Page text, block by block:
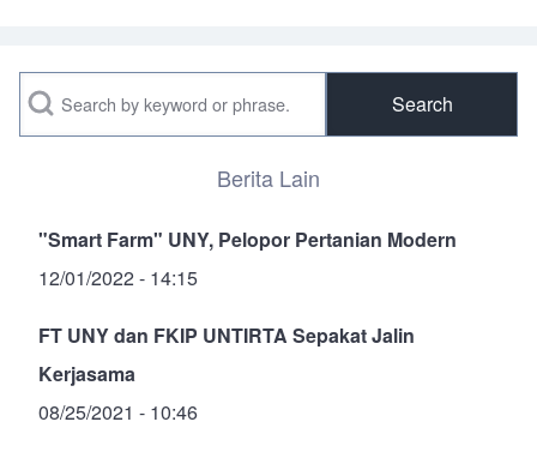
Search
Berita Lain
"Smart Farm" UNY, Pelopor Pertanian Modern
12/01/2022 - 14:15
FT UNY dan FKIP UNTIRTA Sepakat Jalin
Kerjasama
08/25/2021 - 10:46